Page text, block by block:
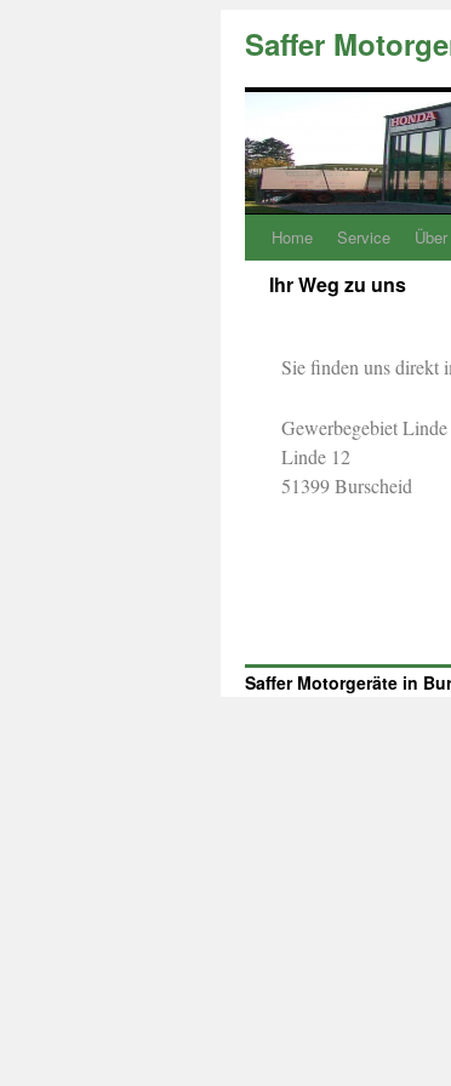
Saffer
Home Service
Ihr Weg zu uns
Sie finden uns direkt
Gewerbegebiet Linde
Linde 12
51399 Burscheid
Saffer Motorgeräte in